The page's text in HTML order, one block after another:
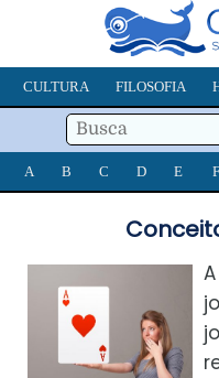
CULTURA FILOSOFIA
A B C D E F